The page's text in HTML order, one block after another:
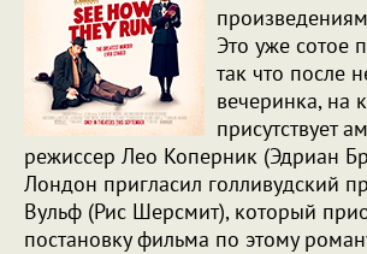
Это уже сотое
так что после
вечеринка, на
присутствует
режиссер Лео Коперник (Эдриан
Лондон пригласил голливудский
Вульф (Рис Шерсмит), который
постановку фильма по этому